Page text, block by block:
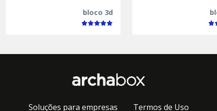
bloco 3d
Soluções para empresas Termos de Uso